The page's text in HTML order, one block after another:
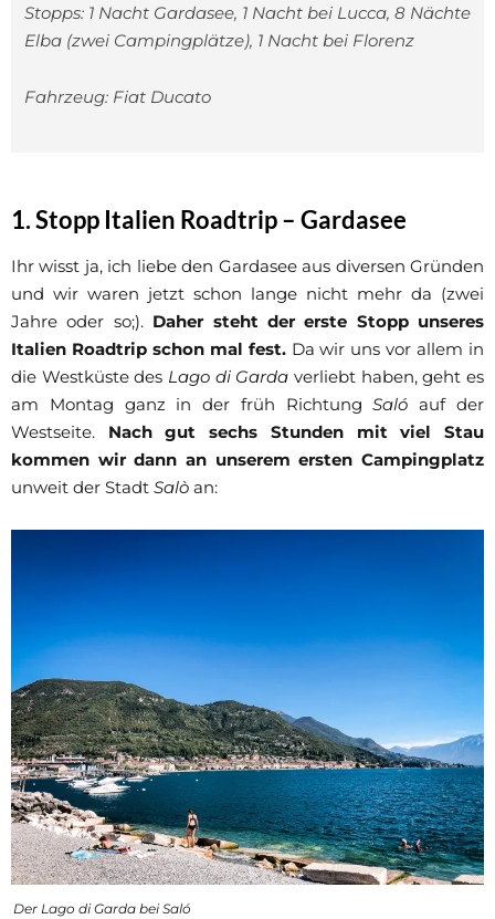
Stopps: 1 Nacht Gardasee, 1 Nacht bei Lucca, 8 Nächte
Elba (zwei Campingplätze), 1 Nacht bei Florenz
Fahrzeug: Fiat Ducato
1. Stopp Italien Roadtrip – Gardasee
Ihr wisst ja, ich liebe den Gardasee aus diversen Gründen
und wir waren jetzt schon lange nicht mehr da (zwei
Jahre oder so;). Daher steht der erste Stopp unseres
Italien Roadtrip schon mal fest.Da wir uns vor allem in
die Westküste des Lago di Garda verliebt haben, geht es
am Montag ganz in der früh RichtungSalóauf der
Westseite. Nach gut sechs Stunden mit viel Stau
kommen wir dann an unserem ersten Campingplatz
unweit der Stadt Salò an:
Der Lago di Garda bei Saló